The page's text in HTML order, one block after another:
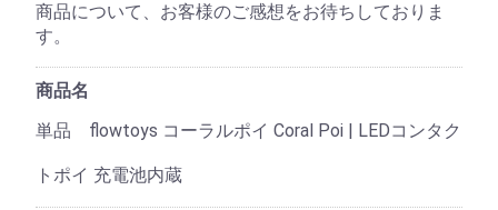
商品について、お客様のご感想をお待ちしておりま
す。
商品名
単品 flowtoys コーラルポイ Coral Poi | LEDコンタク
トポイ 充電池内蔵